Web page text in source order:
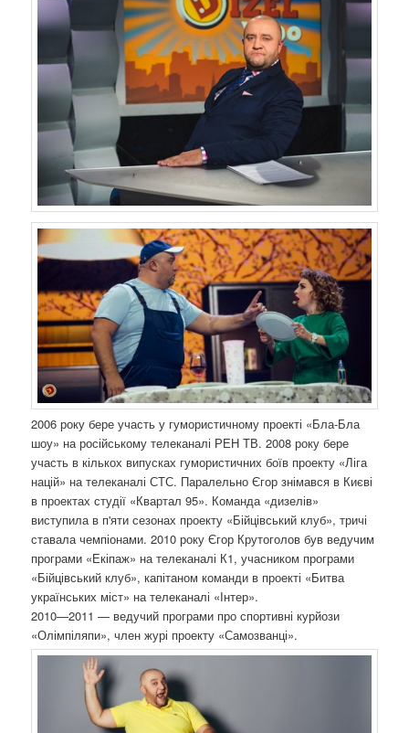
2006 року бере участь у гумористичному проекті «Бла-Бла
шоу» на російському телеканалі РЕН ТВ. 2008 року бере
участь в кількох випусках гумористичних боїв проекту «Ліга
націй» на телеканалі СТС. Паралельно Єгор знімався в Києві
в проектах студії «Квартал 95». Команда «дизелів»
виступила в п'яти сезонах проекту «Бійцівський клуб», тричі
ставала чемпіонами. 2010 року Єгор Крутоголов був ведучим
програми «Екіпаж» на телеканалі К1, учасником програми
«Бійцівський клуб», капітаном команди в проекті «Битва
українських міст» на телеканалі «Інтер».
2010—2011 — ведучий програми про спортивні курйози
«Олімпіляпи», член журі проекту «Самозванці».